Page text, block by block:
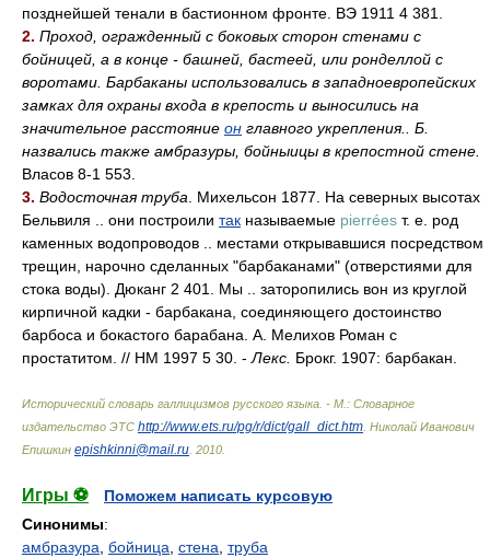
позднейшей тенали в бастионном фронте. ВЭ 1911 4 381.
2. Проход, огражденный с боковых сторон стенами с
бойницей, а в конце - башней, бастеей, или ронделлой с
воротами. Барбаканы использовались в западноевропейских
замках для охраны входа в крепость и выносились на
значительное расстояние он главного укрепления.. Б.
назвались также амбразуры, бойныицы в крепостной стене.
Власов 8-1 553.
3. Водосточная труба . Михельсон 1877. На северных высотах
Бельвиля .. они построили так называемые pierrées т. е. род
каменных водопроводов .. местами открывавшися посредством
трещин, нарочно сделанных "барбаканами" (отверстиями для
стока воды). Дюканг 2 401. Мы .. заторопились вон из круглой
кирпичной кадки - барбакана, соединяющего достоинство
барбоса и бокастого барабана. А. Мелихов Роман с
простатитом. // НМ 1997 5 30. - Лекс. Брокг. 1907: барбакан.
Исторический словарь галлицизмов русского языка. - М.: Словарное
издательство ЭТС http://www.ets.ru/pg/r/dict/gall_dict.htm Николай Иванович
Епишкин epishkinni@mail.ru 2010
Игры ⚽
Поможем написать курсовую
Синонимы:
амбразура бойница стена труба